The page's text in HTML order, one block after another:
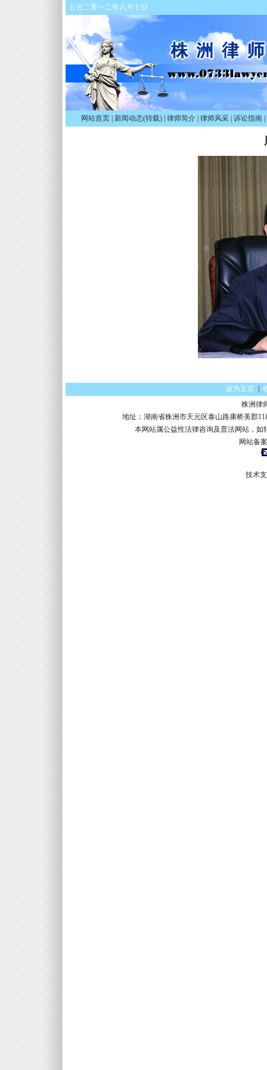
公元二零一二年八月十日
网站首页 新闻动态(转载) 律师简介 律师风采 诉讼指南
设为主页
株洲律
地址：湖南省株洲市天元区泰山路康桥美郡11
本网站属公益性法律咨询及普法网站，
网站备
技术